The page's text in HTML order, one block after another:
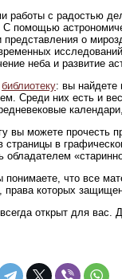
работы с радостью
С помощью
о
неба и развитие
библиотеку: вы найдете
Среди них есть и
вы можете прочесть
страницы в
обладателем
что все
права которых
открыт для вас.